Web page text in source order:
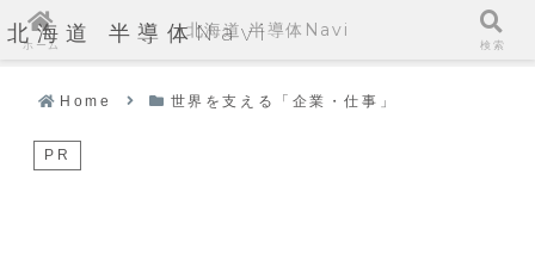
北海道 半導体Navi
Home 世界を支える「企業・仕事」
PR
ホーム
北海道 半導体Navi
検索